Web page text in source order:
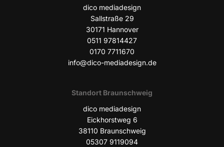
dico media­de­sign
Sall­stra­ße 29
30171 Han­no­ver
0511 97814427
0170 7711670
info@dico-mediadesign.de
Stand­ort Braunschweig
dico media­de­sign
Eick­horst­weg 6
38110 Braun­schweig
05307 9119094